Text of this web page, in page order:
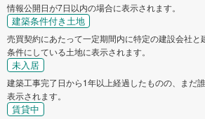
情報公開日が7日以内の場合に表示されます。
建築条件付き土地
売買契約にあたって一定期間内に特定の建設会社と
条件にしている土地に表示されます。
未入居
建築工事完了日から1年以上経過したものの、まだ
表示されます。
賃貸中